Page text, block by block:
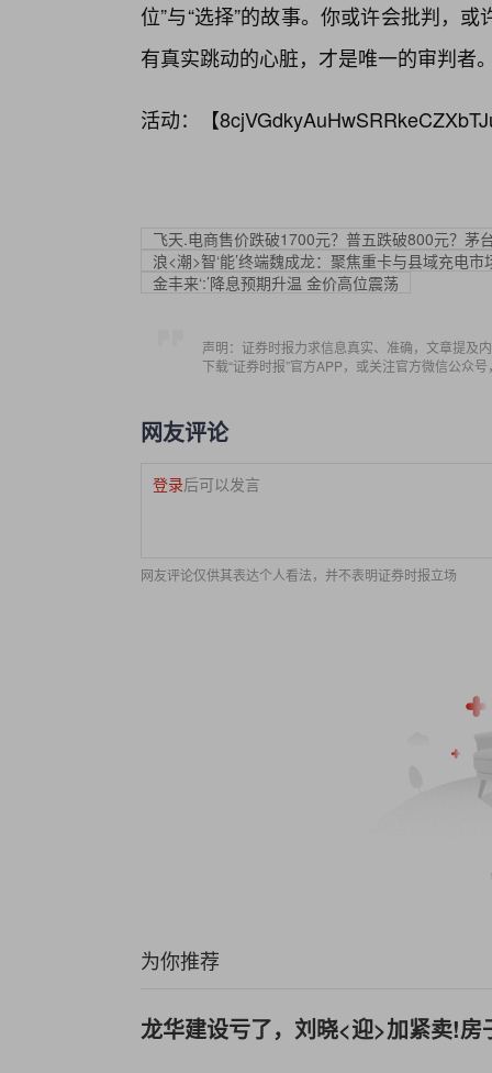
位”与“选择”的故事。你或许会批判，
有真实跳动的心脏，才是唯一的审判者
活动：【
飞天.电商售价跌破1700元？普五跌破800元？茅
浪<潮>智‘能’终端魏成龙：聚焦重卡与县域充电
金丰来‘:’降息预期升温 金价高位震荡
声明：证券时报力求信息真实、准确，文章提及
下载“证券时报”官方APP，或关注官方微信公众
网友评论
登录后可以发言
网友评论仅供其表达个人看法，并不表明证券时报立场
为你推荐
龙华建设亏了，刘晓<迎>加紧卖!房